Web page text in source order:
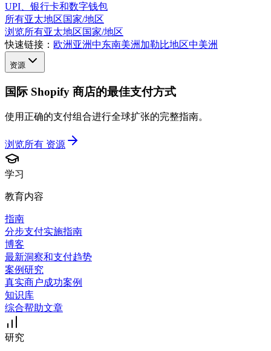
UPI、银行卡和数字钱包
所有亚太地区国家/地区
浏览所有亚太地区国家/地区
快速链接： 欧洲 亚洲中东南美洲 加勒比地区中美洲
资源
国际 Shopify 商店的最佳支付方式
使用正确的支付组合进行全球扩张的完整指南。
浏览所有 资源
学习
教育内容
指南
分步支付实施指南
博客
最新洞察和支付趋势
案例研究
真实商户成功案例
知识库
综合帮助文章
研究